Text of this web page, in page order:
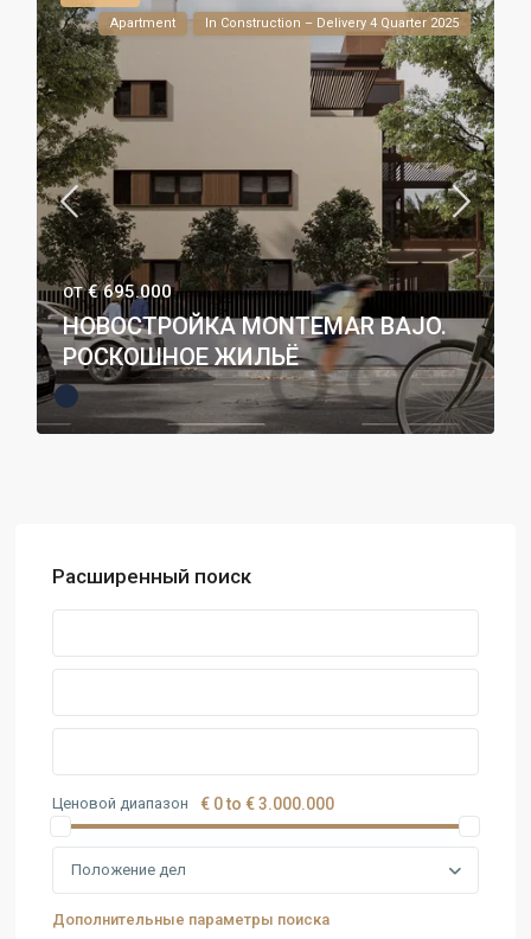
Apartment
In Construction – Delivery 4 Quarter 2025
ОТ€ 695.000
НОВОСТРОЙКА MONTEMAR BAJO.
РОСКОШНОЕ ЖИЛЬЁ
Расширенный поиск
Ценовой диапазон € 0 to € 3.000.000
Положение дел
Дополнительные параметры поиска